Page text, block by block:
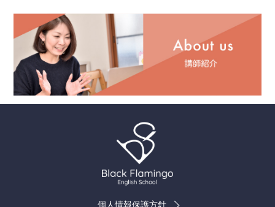
個人情報保護方針